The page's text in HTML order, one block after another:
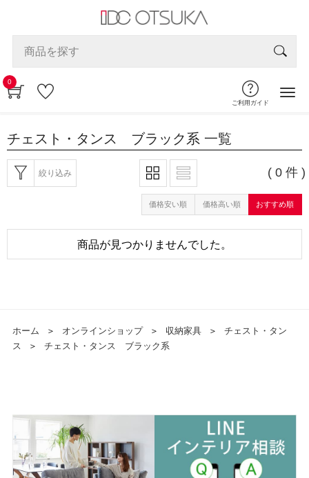
0
ご利用ガイド
チェスト・タンス ブラック系 一覧
絞り込み ( 0 件 )
価格安い順 価格高い順 おすすめ順
商品が見つかりませんでした。
ホーム ＞ オンラインショップ ＞ 収納家具 ＞
チェスト・タン
ス
＞ チェスト・タンス ブラック系